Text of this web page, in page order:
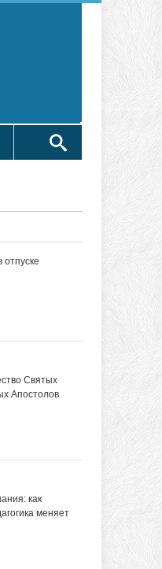
отпуске
Святых
Апостолов
как
меняет